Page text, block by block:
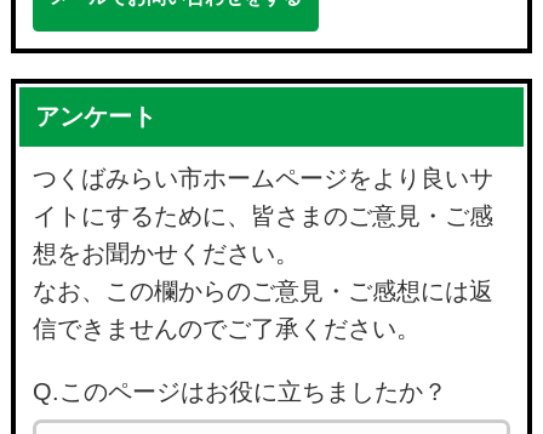
アンケート
つくばみらい市ホームページをより良いサ
イトにするために、皆さまのご意見・ご感
想をお聞かせください。
なお、この欄からのご意見・ご感想には返
信できませんのでご了承ください。
Q.このページはお役に立ちましたか？